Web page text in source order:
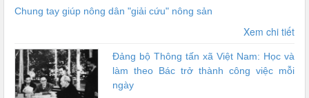
Chung tay giúp nông dân "giải cứu" nông sản
Xem chi tiết
Đảng bộ Thông tấn xã Việt Nam: Học và
làm theo Bác trở thành công việc mỗi
ngày